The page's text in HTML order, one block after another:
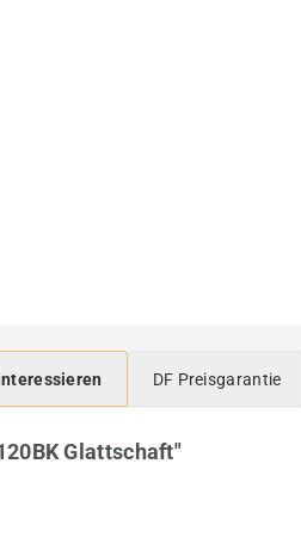
DF Preisgarantie
Glattschaft"